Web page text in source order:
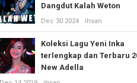
Dangdut Kalah Weton
Dec 30 2024 ihsan
Koleksi Lagu Yeni Inka
terlengkap dan Terbaru
New Adella